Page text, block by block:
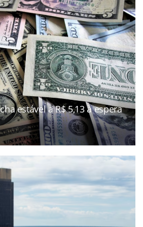
estável a R$ 5,13 à espera